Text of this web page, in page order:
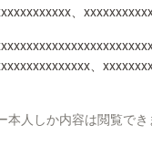
、
、
本人しか内容は閲覧でき